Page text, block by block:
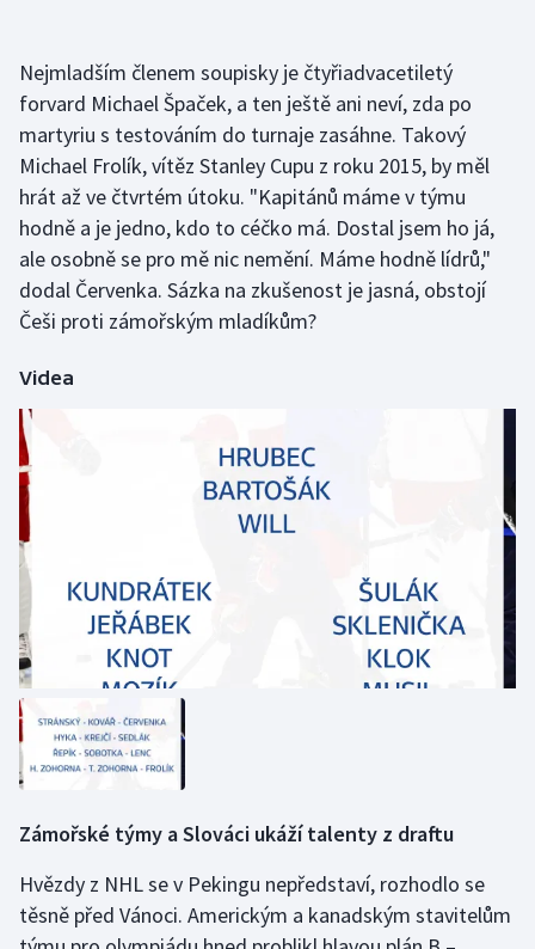
Plážový volejbal
Ragby
Rychlobruslení
Rychlostní kanoistika
Short track
Sportovní střelba
Vodní slalom
Ostatní
Nejmladším členem soupisky je čtyřiadvacetiletý
forvard Michael Špaček, a ten ještě ani neví, zda po
martyriu s testováním do turnaje zasáhne. Takový
Michael Frolík, vítěz Stanley Cupu z roku 2015, by měl
hrát až ve čtvrtém útoku. "Kapitánů máme v týmu
hodně a je jedno, kdo to céčko má. Dostal jsem ho já,
ale osobně se pro mě nic nemění. Máme hodně lídrů,"
dodal Červenka. Sázka na zkušenost je jasná, obstojí
Češi proti zámořským mladíkům?
Videa
Zámořské týmy a Slováci ukáží talenty z draftu
Hvězdy z NHL se v Pekingu nepředstaví, rozhodlo se
těsně před Vánoci. Americkým a kanadským stavitelům